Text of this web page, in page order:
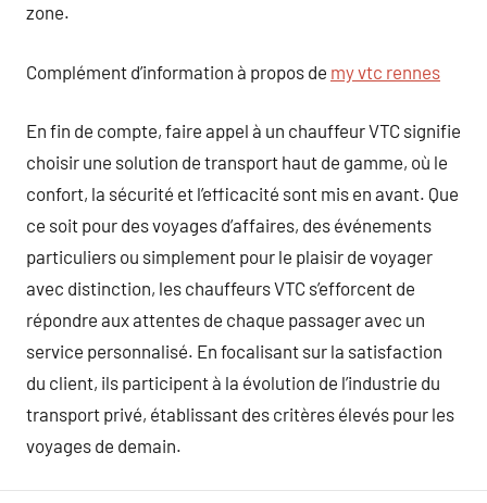
zone.
Complément d’information à propos de my vtc rennes
En fin de compte, faire appel à un chauffeur VTC signifie
choisir une solution de transport haut de gamme, où le
confort, la sécurité et l’efficacité sont mis en avant. Que
ce soit pour des voyages d’affaires, des événements
particuliers ou simplement pour le plaisir de voyager
avec distinction, les chauffeurs VTC s’efforcent de
répondre aux attentes de chaque passager avec un
service personnalisé. En focalisant sur la satisfaction
du client, ils participent à la évolution de l’industrie du
transport privé, établissant des critères élevés pour les
voyages de demain.